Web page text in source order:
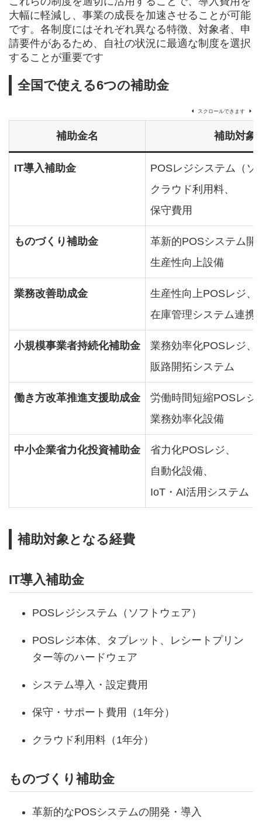
大幅に軽減し、事業の成長を加速させることが可能
です。各制度にはそれぞれ異なる特徴、対象者、申
請要件があるため、自社の状況に最適な制度を選択
することが重要です
全国で使える6つの補助金
スクロールできます
補助金名 補助対象
IT導入補助金
POSレジシステム（ソ
クラウド利用料、
保守費用
ものづくり補助金
革新的POSシステム開
生産性向上設備
業務改善助成金
生産性向上POSレジ、
在庫管理システム連携
小規模事業者持続化補助金
業務効率化POSレジ、
販路開拓システム
働き方改革推進支援助成金
労働時間短縮POSレジ
業務効率化設備
中小企業省力化投資補助金
省力化POSレジ、
自動化設備、
IoT・AI活用システム
補助対象となる経費
IT導入補助金
POSレジシステム（ソフトウェア）
POSレジ本体、タブレット、レシートプリン
ター等のハードウェア
システム導入・設定費用
保守・サポート費用（1年分）
クラウド利用料（1年分）
ものづくり補助金
革新的なPOSシステムの開発・導入